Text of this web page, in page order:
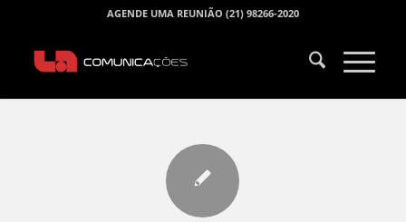
AGENDE UMA REUNIÃO (21) 98266-2020